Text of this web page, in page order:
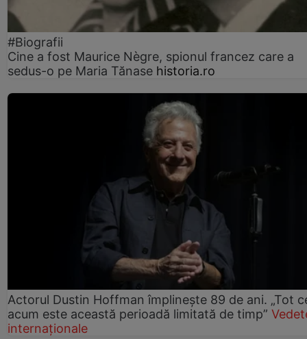
#Biografii
Cine a fost Maurice Nègre, spionul francez care a
sedus-o pe Maria Tănase historia.ro
Actorul Dustin Hoffman împlinește 89 de ani. „Tot
acum este această perioadă limitată de timp”
internaționale